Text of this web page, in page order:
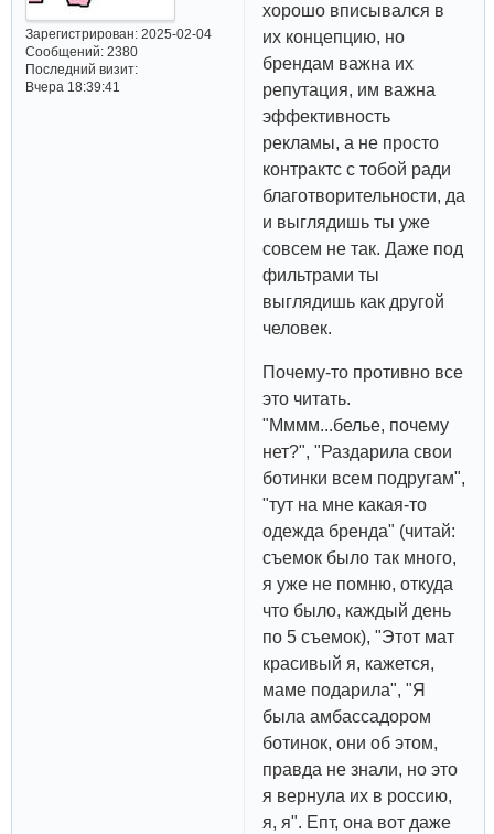
Зарегистрирован: 2025-02-04
Сообщений:2380
Последний визит:
Вчера 18:39:41
хорошо вписывался в
их концепцию, но
брендам важна их
репутация, им важна
эффективность
рекламы, а не просто
контрактс с тобой ради
благотворительности, да
и выглядишь ты уже
совсем не так. Даже под
фильтрами ты
выглядишь как другой
человек.
Почему-то противно все
это читать.
"Мммм...белье, почему
нет?", "Раздарила свои
ботинки всем подругам",
"тут на мне какая-то
одежда бренда" (читай:
съемок было так много,
я уже не помню, откуда
что было, каждый день
по 5 съемок), "Этот мат
красивый я, кажется,
маме подарила", "Я
была амбассадором
ботинок, они об этом,
правда не знали, но это
я вернула их в россию,
я, я". Епт, она вот даже